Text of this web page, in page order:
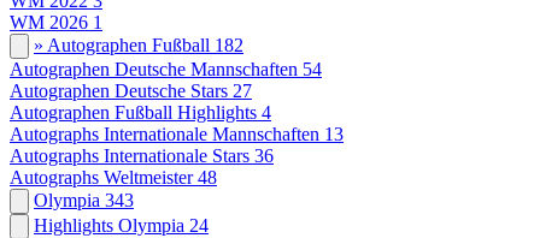
WM 2026 1
» Autographen Fußball 182
Autographen Deutsche Mannschaften 54
Autographen Deutsche Stars 27
Autographen Fußball Highlights 4
Autographs Internationale Mannschaften 13
Autographs Internationale Stars 36
Autographs Weltmeister 48
Olympia 343
Highlights Olympia 24